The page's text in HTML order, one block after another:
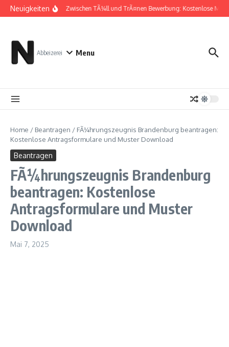
Zum Inhalt springen
Neuigkeiten Zwischen TÃ¼ll und TrÃ¤nen Bewerbung: Kostenlose
Abbeizerei Menu
Home / Beantragen / FÃ¼hrungszeugnis Brandenburg beantragen:
Kostenlose Antragsformulare und Muster Download
Beantragen
FÃ¼hrungszeugnis Brandenburg
beantragen: Kostenlose
Antragsformulare und Muster
Download
Mai 7, 2025